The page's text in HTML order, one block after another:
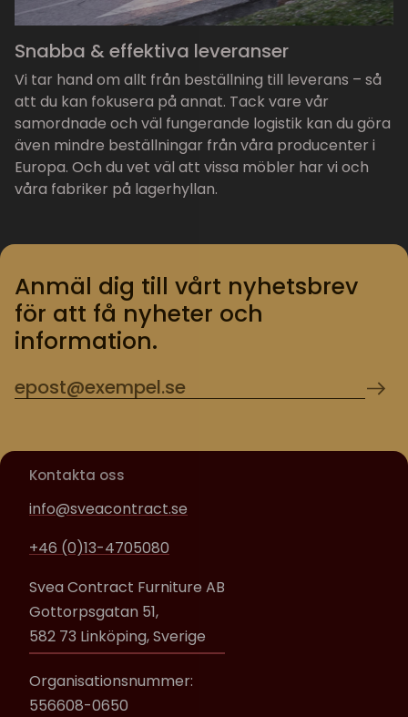
Snabba & effektiva leveranser
Vi tar hand om allt från beställning till leverans – så
att du kan fokusera på annat. Tack vare vår
samordnade och väl fungerande logistik kan du göra
även mindre beställningar från våra producenter i
Europa. Och du vet väl att vissa möbler har vi och
våra fabriker på lagerhyllan.
Anmäl dig till vårt nyhetsbrev
för att få nyheter och
information.
Kontakta oss
info@sveacontract.se
+46 (0)13-4705080
Svea Contract Furniture AB
Gottorpsgatan 51,
582 73 Linköping, Sverige
Organisationsnummer:
556608-0650